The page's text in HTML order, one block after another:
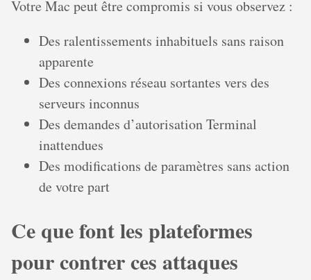
Votre Mac peut être compromis si vous observez :
Des ralentissements inhabituels sans raison
apparente
Des connexions réseau sortantes vers des
serveurs inconnus
Des demandes d’autorisation Terminal
inattendues
Des modifications de paramètres sans action
de votre part
Ce que font les plateformes
pour contrer ces attaques